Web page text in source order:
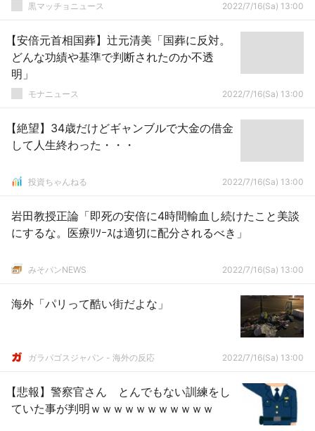
黒マッチョニュース 2022/7/16(Sa) 13:00
【安倍元首相国葬】辻元清美「国葬に反対。
どんな功績や基準で判断されたのか不透
明」
モナニュース 2022/7/16(Sa) 13:00
【絶望】34歳だけどギャンブルで大金の借金
して人生終わった・・・
投資ちゃんねる 2022/7/16(Sa) 13:00
岩田教授正論「即死の安倍に4時間輸血し続けたこと美談
にするな。医療ﾘｿｰｽは適切に配分されるべき」
みそパンNEWS 2022/7/16(Sa) 13:00
海外「パリって酷い街だよな」
ガラパゴスジャパン - 海外の反応 2022/7/16(Sa) 13:00
【悲報】警察官さん とんでもない訓練をし
ていた事が判明ｗｗｗｗｗｗｗｗｗｗｗ